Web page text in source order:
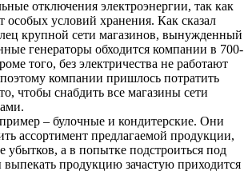
отключения электроэнергии, так как
особых условий хранения. Как сказал
крупной сети магазинов, вынужденный
генераторы обходится компании в 700-
того, без электричества не работают
компании пришлось потратить
чтобы снабдить все магазины сети
– булочные и кондитерские. Они
ассортимент предлагаемой продукции,
убытков, а в попытке подстроиться под
продукцию зачастую приходится